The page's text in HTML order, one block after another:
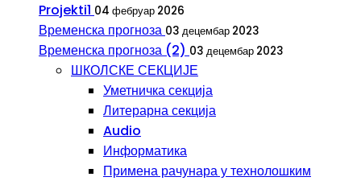
Projekti1 04 фебруар 2026
Временска прогноза 03 децембар 2023
Временска прогноза (2) 03 децембар 2023
ШКОЛСКЕ СЕКЦИЈЕ
Уметничка секција
Литерарна секција
Audio
Информатика
Примена рачунара у технолошким